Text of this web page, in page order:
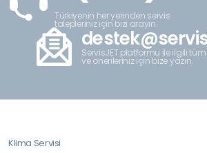
Türkiyenin her yerinden servis
talepleriniz için bizi arayın.
ServisJET platformu ile ilgili
ve önerileriniz için bize yazın.
Klima Servisi